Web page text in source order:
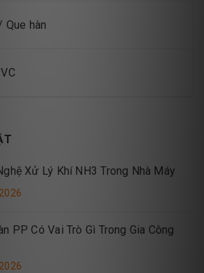
Que hàn
Xử Lý Khí NH3 Trong Nhà Máy
PP Có Vai Trò Gì Trong Gia Công